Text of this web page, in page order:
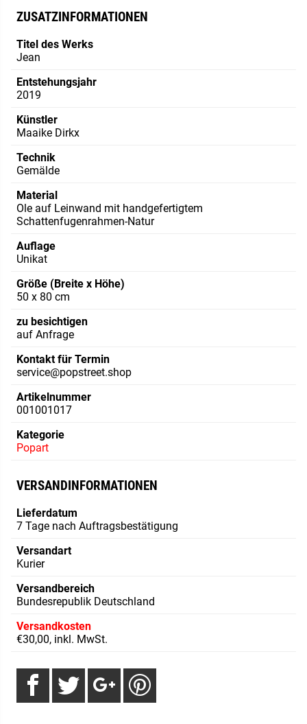
ZUSATZINFORMATIONEN
Titel des Werks
Jean
Entstehungsjahr
2019
Künstler
Maaike Dirkx
Technik
Gemälde
Material
Ole auf Leinwand mit handgefertigtem
Schattenfugenrahmen-Natur
Auflage
Unikat
Größe (Breite x Höhe)
50 x 80 cm
zu besichtigen
auf Anfrage
Kontakt für Termin
service@popstreet.shop
Artikelnummer
001001017
Kategorie
Popart
VERSANDINFORMATIONEN
Lieferdatum
7 Tage nach Auftragsbestätigung
Versandart
Kurier
Versandbereich
Bundesrepublik Deutschland
Versandkosten
€30,00, inkl. MwSt.